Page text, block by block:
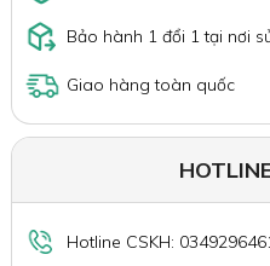
Bảo hành 1 đổi 1 tại nơi
Giao hàng toàn quốc
Hotline CSKH: